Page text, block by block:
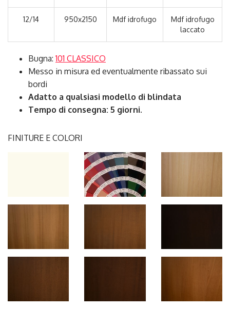
12/14 950x2150 Mdf idrofugo
Mdf idrofugo
laccato
Bugna:101 CLASSICO
Messo in misura ed eventualmente ribassato sui
bordi
Adatto a qualsiasi modello di blindata
Tempo di consegna: 5 giorni.
FINITURE E COLORI